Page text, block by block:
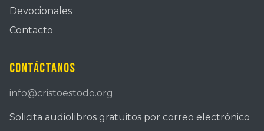
Devocionales
Contacto
Contáctanos
info@cristoestodo.org
Solicita audiolibros gratuitos por correo electrónico